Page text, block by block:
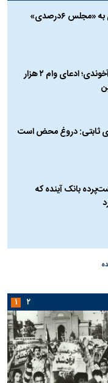
۶درصدی»
اتهام‌ ثابتی علیه عباس آخوندی؛ ادعای وام ۲ هزار
ثابتی: دروغ محض است
بانک آینده که
۱ ۲